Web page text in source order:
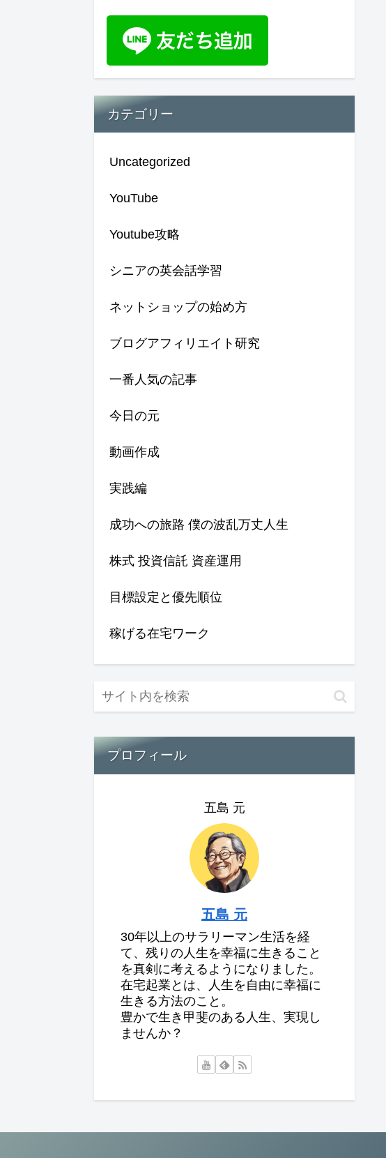
カテゴリー
Uncategorized
YouTube
Youtube攻略
シニアの英会話学習
ネットショップの始め方
ブログアフィリエイト研究
一番人気の記事
今日の元
動画作成
実践編
成功への旅路 僕の波乱万丈人生
株式 投資信託 資産運用
目標設定と優先順位
稼げる在宅ワーク
プロフィール
五島 元
五島 元
30年以上のサラリーマン生活を経
て、残りの人生を幸福に生きること
を真剣に考えるようになりました。
在宅起業とは、人生を自由に幸福に
生きる方法のこと。
豊かで生き甲斐のある人生、実現し
ませんか？